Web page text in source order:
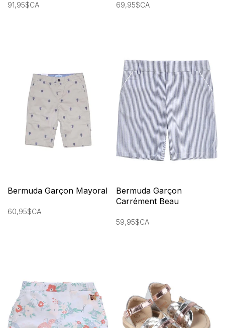
91,95$CA 69,95$CA
Bermuda Garçon Mayoral
60,95$CA
Bermuda Garçon
Carrément Beau
59,95$CA